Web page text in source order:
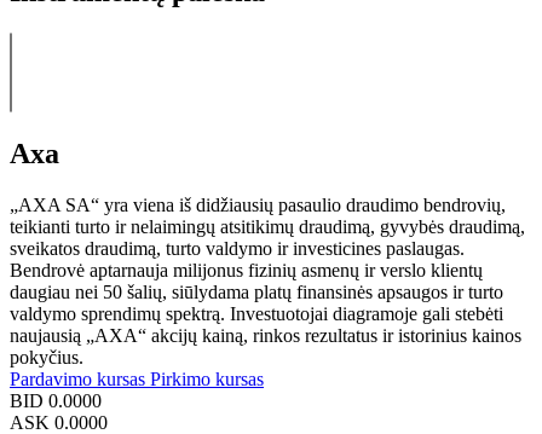
Axa
„AXA SA“ yra viena iš didžiausių pasaulio draudimo bendrovių,
teikianti turto ir nelaimingų atsitikimų draudimą, gyvybės draudimą,
sveikatos draudimą, turto valdymo ir investicines paslaugas.
Bendrovė aptarnauja milijonus fizinių asmenų ir verslo klientų
daugiau nei 50 šalių, siūlydama platų finansinės apsaugos ir turto
valdymo sprendimų spektrą. Investuotojai diagramoje gali stebėti
naujausią „AXA“ akcijų kainą, rinkos rezultatus ir istorinius kainos
pokyčius.
Pardavimo kursas Pirkimo kursas
BID 0.0000
ASK 0.0000